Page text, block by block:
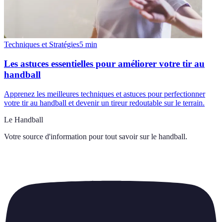
Techniques et Stratégies5 min
Les astuces essentielles pour améliorer votre tir au
handball
Apprenez les meilleures techniques et astuces pour perfectionner
votre tir au handball et devenir un tireur redoutable sur le terrain.
Le Handball
Votre source d'information pour tout savoir sur le handball.